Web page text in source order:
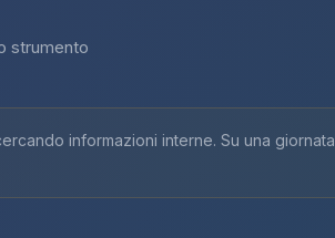
strumento
informazioni interne. Su una giornata